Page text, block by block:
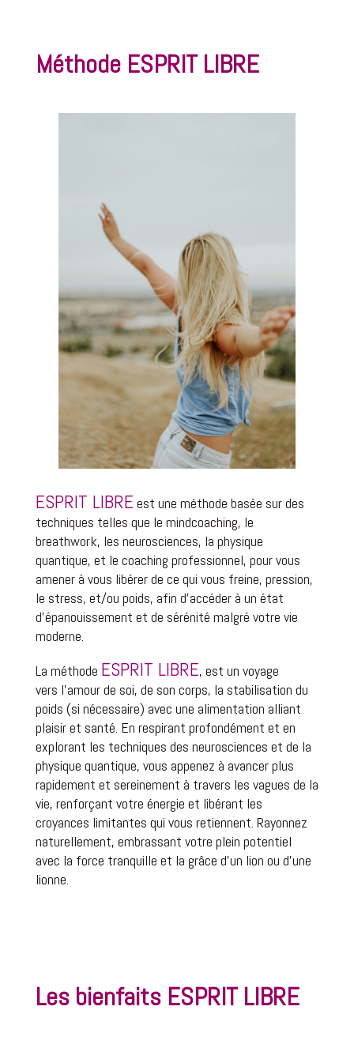
Méthode ESPRIT LIBRE
ESPRIT LIBRE est une méthode basée sur des
techniques telles que le mindcoaching, le
breathwork, les neurosciences, la physique
quantique, et le coaching professionnel, pour vous
amener à vous libérer de ce qui vous freine, pression,
le stress, et/ou poids, afin d’accéder à un état
d’épanouissement et de sérénité malgré votre vie
moderne.
La méthode ESPRIT LIBRE, est un voyage
vers l’amour de soi, de son corps, la stabilisation du
poids (si nécessaire) avec une alimentation alliant
plaisir et santé. En respirant profondément et en
explorant les techniques des neurosciences et de la
physique quantique, vous appenez à avancer plus
rapidement et sereinement à travers les vagues de la
vie, renforçant votre énergie et libérant les
croyances limitantes qui vous retiennent. Rayonnez
naturellement, embrassant votre plein potentiel
avec la force tranquille et la grâce d’un lion ou d’une
lionne.
Les bienfaits ESPRIT LIBRE